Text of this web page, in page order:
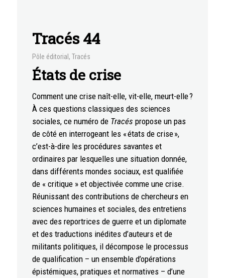
Tracés 44
Pôle éditorial , Tracés
États de crise
Comment une crise naît-elle, vit-elle, meurt-elle ?
À ces questions classiques des sciences
sociales, ce numéro de Tracés propose un pas
de côté en interrogeant les « états de crise »,
c’est-à-dire les procédures savantes et
ordinaires par lesquelles une situation donnée,
dans différents mondes sociaux, est qualifiée
de « critique » et objectivée comme une crise.
Réunissant des contributions de chercheurs en
sciences humaines et sociales, des entretiens
avec des reportrices de guerre et un diplomate
et des traductions inédites d’auteurs et de
militants politiques, il décompose le processus
de qualification – un ensemble d’opérations
épistémiques, pratiques et normatives – d’une